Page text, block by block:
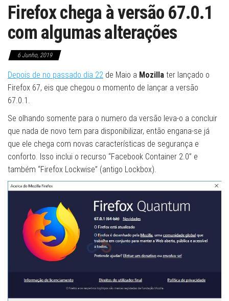
Firefox chega à versão 67.0.1
com algumas alterações
6 Junho, 2019
Depois de no passado dia 22 de Maio a Mozilla ter lançado o
Firefox 67, eis que chegou o momento de lançar a versão
67.0.1.
Se olhando somente para o numero da versão leva-o a concluir
que nada de novo tem para disponibilizar, então engana-se já
que ele chega com novas características de segurança e
conforto. Isso inclui o recurso “Facebook Container 2.0” e
também “Firefox Lockwise” (antigo Lockbox).